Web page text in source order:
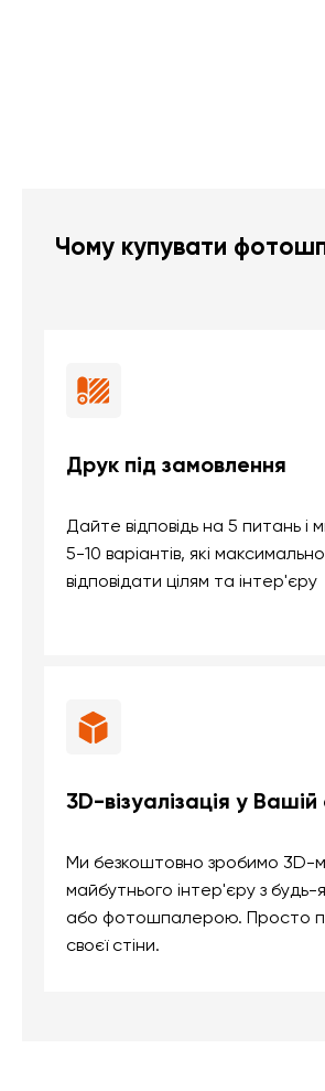
Чому купувати
Друк під замовлення
Дайте відповідь на 5 питань
5-10 варіантів, які
відповідати цілям та інтер'єру
3D-візуалізація у Вашій
Ми безкоштовно зробимо 3D-
майбутнього інтер'єру з
або фотошпалерою. Просто
своєї стіни.